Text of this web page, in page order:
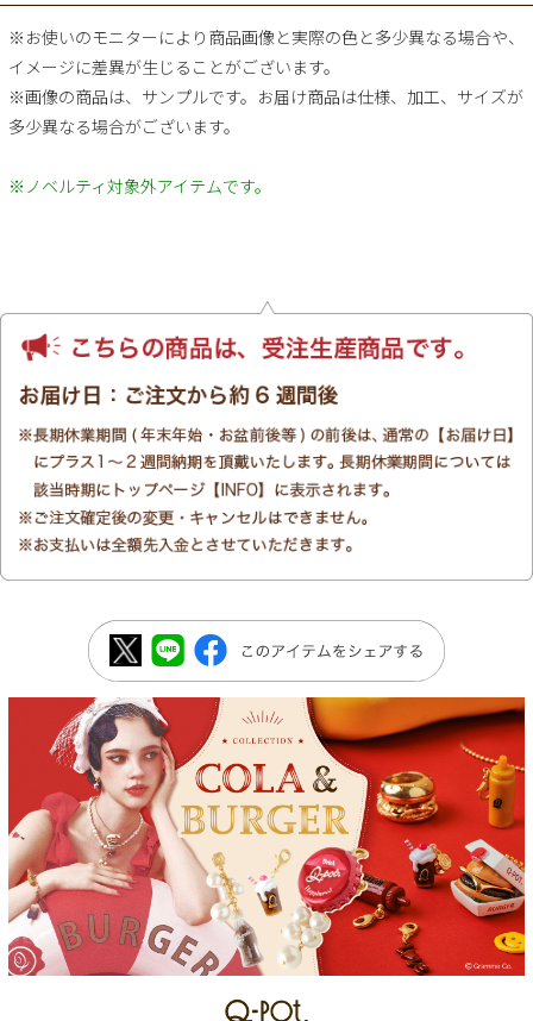
※お使いのモニターにより商品画像と実際の色と多少異なる場合や、
イメージに差異が生じることがございます。
※画像の商品は、サンプルです。お届け商品は仕様、加工、サイズが
多少異なる場合がございます。
※ノベルティ対象外アイテムです。